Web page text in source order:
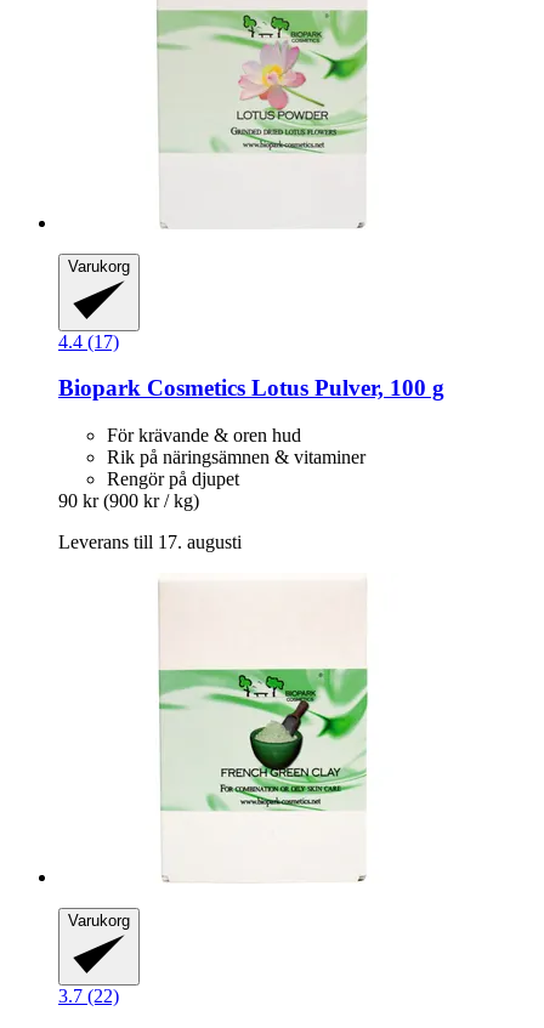
Varukorg
4.4 (17)
Biopark Cosmetics Lotus Pulver, 100 g
För krävande & oren hud
Rik på näringsämnen & vitaminer
Rengör på djupet
90 kr (900 kr / kg)
Leverans till 17. augusti
Varukorg
3.7 (22)